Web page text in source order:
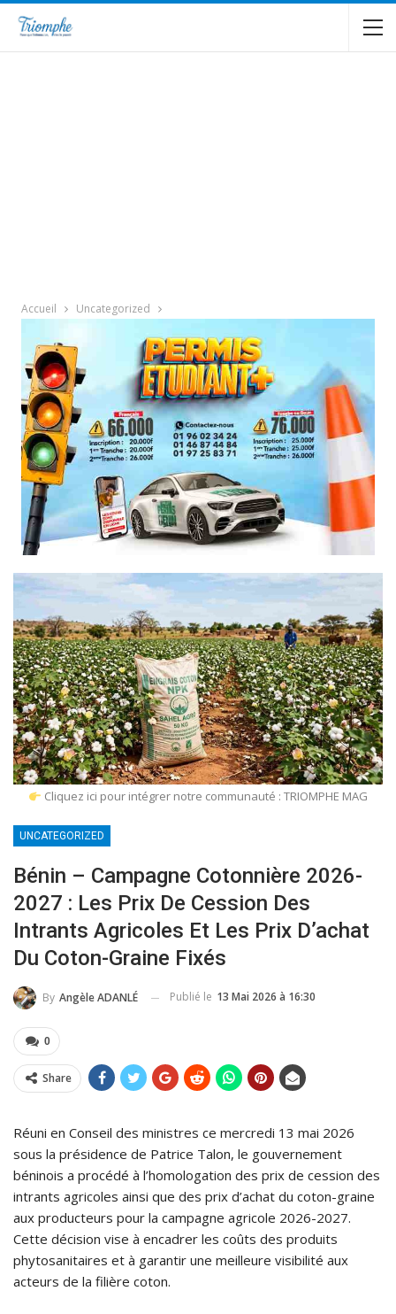
Accueil Uncategorized
Cliquez ici pour intégrer notre communauté : TRIOMPHE MAG
UNCATEGORIZED
Bénin – Campagne Cotonnière 2026-
2027 : Les Prix De Cession Des
Intrants Agricoles Et Les Prix D’achat
Du Coton-Graine Fixés
By Angèle ADANLÉ Publié le 13 Mai 2026 à 16:30
0
Share
Réuni en Conseil des ministres ce mercredi 13 mai 2026
sous la présidence de Patrice Talon, le gouvernement
béninois a procédé à l’homologation des prix de cession des
intrants agricoles ainsi que des prix d’achat du coton-graine
aux producteurs pour la campagne agricole 2026-2027.
Cette décision vise à encadrer les coûts des produits
phytosanitaires et à garantir une meilleure visibilité aux
acteurs de la filière coton.